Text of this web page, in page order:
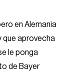
en Alemania
que aprovecha
le ponga
de Bayer